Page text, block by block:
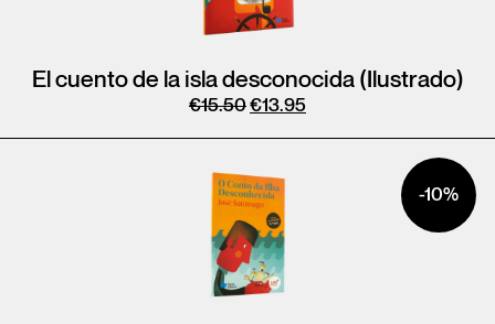
El cuento de la isla desconocida (Ilustrado)
€15.50€13.95
-10%